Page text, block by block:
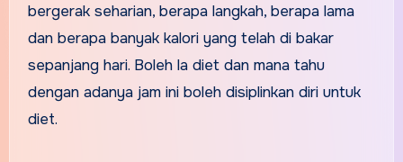
bergerak seharian, berapa langkah, berapa lama
dan berapa banyak kalori yang telah di bakar
sepanjang hari. Boleh la diet dan mana tahu
dengan adanya jam ini boleh disiplinkan diri untuk
diet.